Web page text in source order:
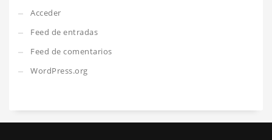
Acceder
Feed de entradas
Feed de comentarios
WordPress.org